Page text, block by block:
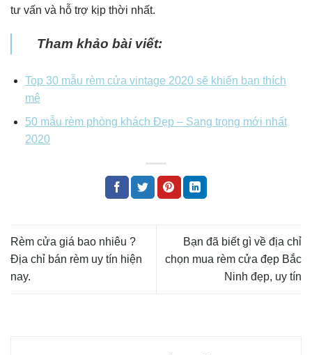
tư vấn và hỗ trợ kịp thời nhất.
Tham khảo bài viết:
Top 30 mẫu rèm cửa vintage 2020 sẽ khiến bạn thích
mê
50 mẫu rèm phòng khách Đẹp – Sang trọng mới nhất
2020
Rèm cửa giá bao nhiêu ?
Địa chỉ bán rèm uy tín hiện
nay.
Bạn đã biết gì về địa chỉ
chọn mua rèm cửa đẹp Bắc
Ninh đẹp, uy tín